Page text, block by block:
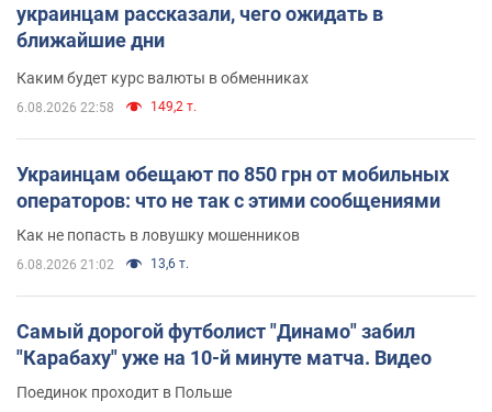
украинцам рассказали, чего ожидать в
ближайшие дни
Каким будет курс валюты в обменниках
6.08.2026 22:58 149,2 т.
Украинцам обещают по 850 грн от мобильных
операторов: что не так с этими сообщениями
Как не попасть в ловушку мошенников
6.08.2026 21:02 13,6 т.
Самый дорогой футболист "Динамо" забил
"Карабаху" уже на 10-й минуте матча. Видео
Поединок проходит в Польше